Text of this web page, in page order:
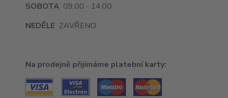
SOBOTA 09:00 - 14:00
NEDĚLE ZAVŘENO
Na prodejně přijímáme platební karty: